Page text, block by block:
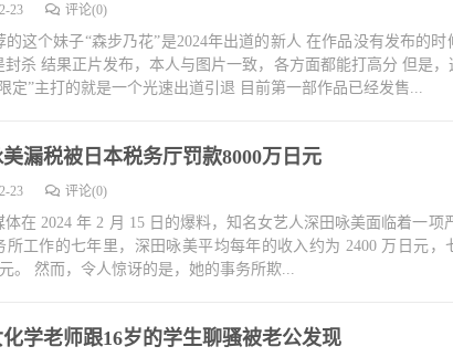
23 评论(0)
的这个妹子“森步乃花”是2024年出道的新人 在作品没有发布的
封杀 结果正片发布，本人与图片一致，各方面都能打高分 但是
定”主打的就是一个光速出道引退 目前第一部作品已经发售...
漏税被日本税务厅罚款8000万日元
23 评论(0)
体在 2024 年 2 月 15 日的爆料，知名女艺人深田咏美面临着一项
所工作的七年里，深田咏美平均每年的收入约为 2400 万日元，
。 然而，令人惊讶的是，她的事务所欺...
学老师跟16岁的学生聊骚被老公发现